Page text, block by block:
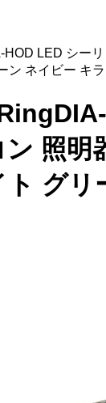
LED シー
ン ネイビー キ
照明
グリ